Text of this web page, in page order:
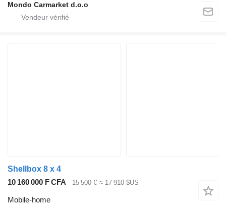
Mondo Carmarket d.o.o
Shellbox 8 x 4
10 160 000 F CFA
15 500 € ≈ 17 910 $US
Mobile-home